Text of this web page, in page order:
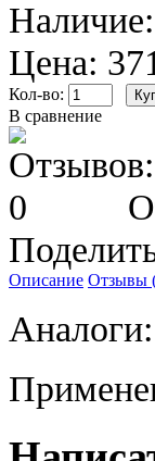
Наличие:
Цена:
Кол-во:
В сравнение
Описание Отзывы